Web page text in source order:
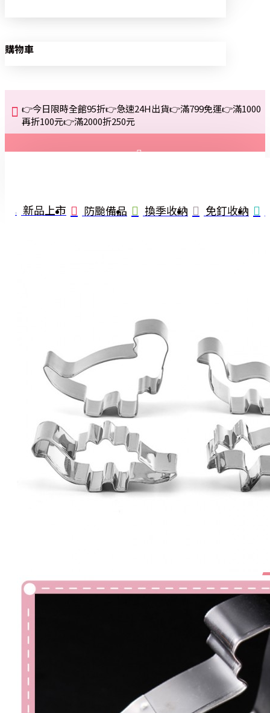
購物車
👉今日限時全館95折👉急速24H出貨👉滿799免運👉滿1000
再折100元👉滿2000折250元
註冊
新品上市 防颱備品 換季收納 免釘收納